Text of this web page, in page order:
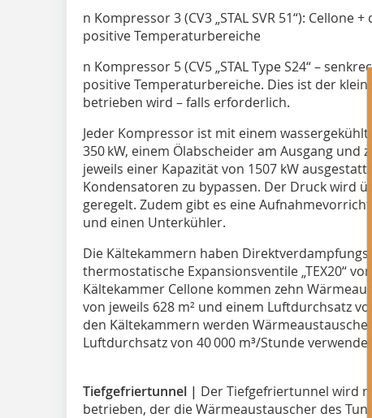
n Kompressor 3 (CV3 „STAL SVR 51“): Cellone
positive Temperaturbereiche
n Kompressor 5 (CV5 „STAL Type S24“ –
positive Temperaturbereiche. Dies ist der
betrieben wird – falls erforderlich.
Jeder Kompressor ist mit einem
350 kW, einem Ölabscheider am Ausgang und
jeweils einer Kapazität von 1507 kW
Kondensatoren zu bypassen. Der Druck wird
geregelt. Zudem gibt es eine
und einen Unterkühler.
Die Kältekammern haben
thermostatische Expansionsventile „TEX20“
Kältekammer Cellone kommen zehn
von jeweils 628 m² und einem Luftdurchsatz
den Kältekammern werden
Luftdurchsatz von 40 000 m³/Stunde verwendet.
Tiefgefriertunnel | Der Tiefgefriertunnel wird
betrieben, der die Wärmeaustauscher des